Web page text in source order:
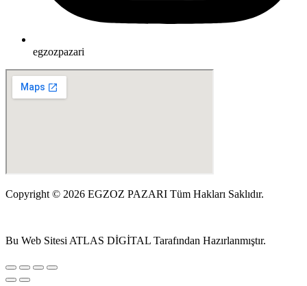
egzozpazari
Copyright © 2026 EGZOZ PAZARI Tüm Hakları Saklıdır.
Bu Web Sitesi ATLAS DİGİTAL Tarafından Hazırlanmıştır.